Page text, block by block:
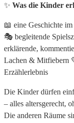
✨ Was die Kinder
📖 eine Geschichte
🎭 begleitende
erklärende,
Lachen & Mitfiebern
Erzählerlebnis
Die Kinder dürfen
– alles altersgerecht,
Die anderen Räume